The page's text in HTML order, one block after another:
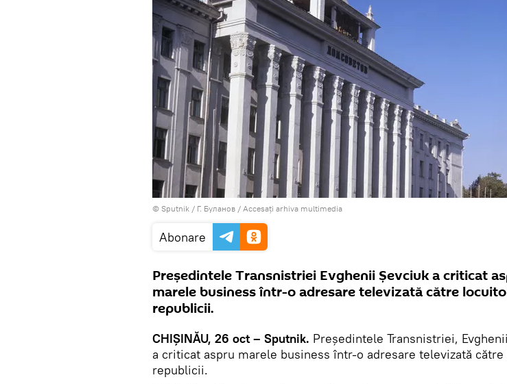
© Sputnik / Г. Буланов / Accesați arhiva multimedia
Abonare
Președintele Transnistriei Evghenii Șevciuk a criticat
marele business într-o adresare televizată către
republicii.
CHIȘINĂU, 26 oct – Sputnik. Președintele Transnistriei,
a criticat aspru marele business într-o adresare televizată
republicii.